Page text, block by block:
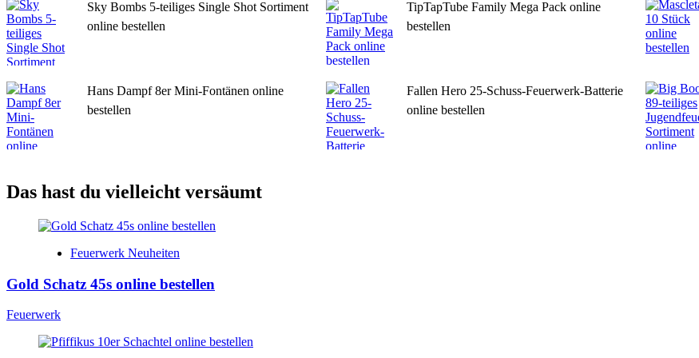
Sky Bombs 5-teiliges Single Shot Sortiment
online bestellen
TipTapTube Family Mega Pack online
bestellen
Hans Dampf 8er Mini-Fontänen online
bestellen
Fallen Hero 25-Schuss-Feuerwerk-Batterie
online bestellen
Das hast du vielleicht versäumt
Feuerwerk Neuheiten
Gold Schatz 45s online bestellen
Feuerwerk